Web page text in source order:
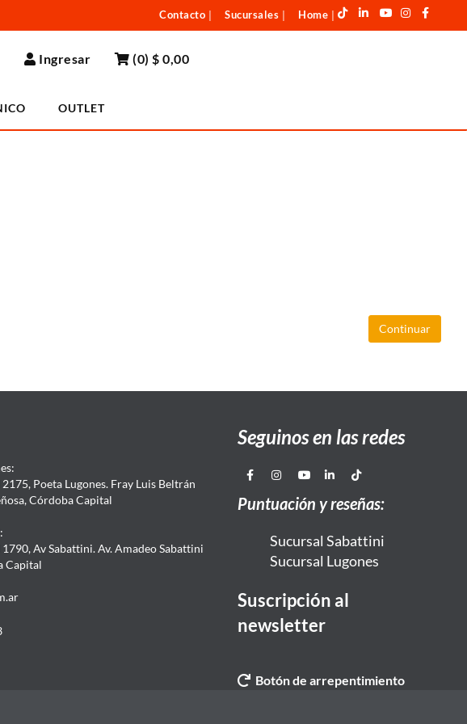
Contacto Sucursales Home
Ingresar (0)$ 0,00
OUTLET
Continuar
Poeta Lugones. Fray Luis Beltrán
Córdoba Capital
Av Sabattini. Av. Amadeo Sabattini
Capital
Seguinos en las redes
Puntuación y reseñas:
Sucursal Sabattini
Sucursal Lugones
Suscripción al
newsletter
Botón de arrepentimiento